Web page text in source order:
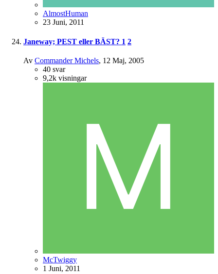
AlmostHuman
23 Juni, 2011
Janeway; PEST eller BÄST? 1 2
Av Commander Michels, 12 Maj, 2005
40 svar
9,2k visningar
McTwiggy
1 Juni, 2011